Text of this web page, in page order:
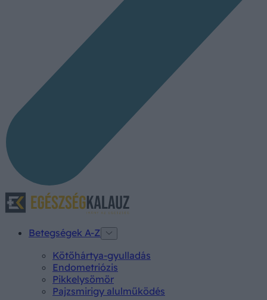
Betegségek A-Z
Kötőhártya-gyulladás
Endometriózis
Pikkelysömör
Pajzsmirigy alulműködés